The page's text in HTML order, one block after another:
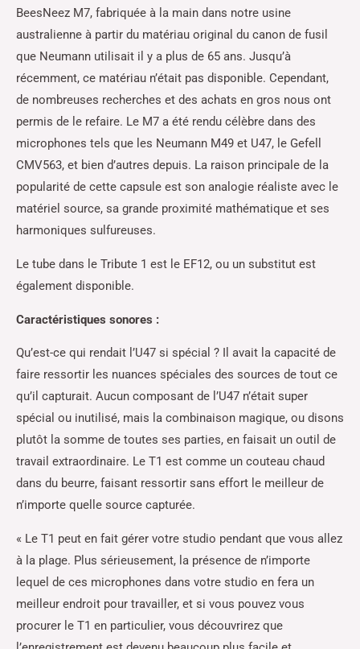
BeesNeez M7, fabriquée à la main dans notre usine
australienne à partir du matériau original du canon de fusil
que Neumann utilisait il y a plus de 65 ans. Jusqu’à
récemment, ce matériau n’était pas disponible. Cependant,
de nombreuses recherches et des achats en gros nous ont
permis de le refaire. Le M7 a été rendu célèbre dans des
microphones tels que les Neumann M49 et U47, le Gefell
CMV563, et bien d’autres depuis. La raison principale de la
popularité de cette capsule est son analogie réaliste avec le
matériel source, sa grande proximité mathématique et ses
harmoniques sulfureuses.
Le tube dans le Tribute 1 est le EF12, ou un substitut est
également disponible.
Caractéristiques sonores :
Qu’est-ce qui rendait l’U47 si spécial ? Il avait la capacité de
faire ressortir les nuances spéciales des sources de tout ce
qu’il capturait. Aucun composant de l’U47 n’était super
spécial ou inutilisé, mais la combinaison magique, ou disons
plutôt la somme de toutes ses parties, en faisait un outil de
travail extraordinaire. Le T1 est comme un couteau chaud
dans du beurre, faisant ressortir sans effort le meilleur de
n’importe quelle source capturée.
« Le T1 peut en fait gérer votre studio pendant que vous allez
à la plage. Plus sérieusement, la présence de n’importe
lequel de ces microphones dans votre studio en fera un
meilleur endroit pour travailler, et si vous pouvez vous
procurer le T1 en particulier, vous découvrirez que